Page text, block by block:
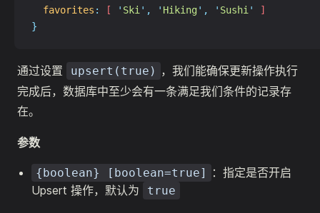
favorites : [ ' Ski ' , ' Hiking' , ' Sushi '
]
}
通过设置 upsert(true) ，我们能确保更新操作执行
完成后，数据库中至少会有一条满足我们条件的记录存
在。
参数
{boolean} [boolean=true]
：指定是否开启
Upsert 操作，默认为
true